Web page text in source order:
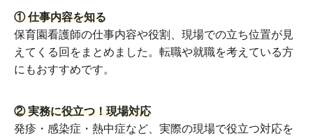
① 仕事内容を知る
保育園看護師の仕事内容や役割、現場での立ち位置が見
えてくる回をまとめました。転職や就職を考えている方
にもおすすめです。
② 実務に役立つ！現場対応
発疹・感染症・熱中症など、実際の現場で役立つ対応を